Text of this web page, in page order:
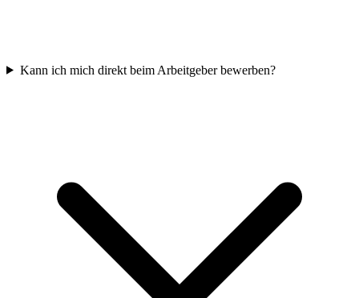
Kann ich mich direkt beim Arbeitgeber bewerben?